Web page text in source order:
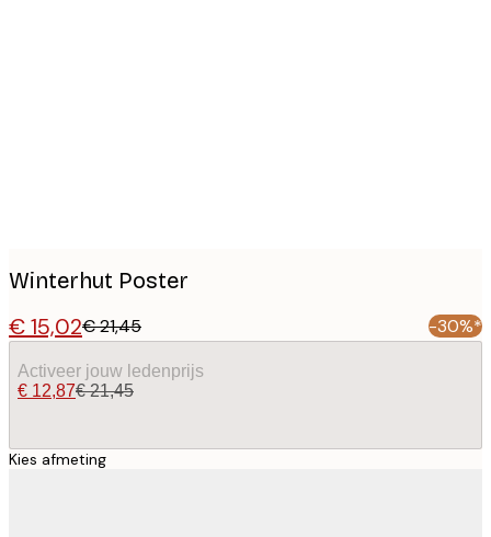
Winterhut Poster
€ 15,02€ 21,45 -30%*
Activeer jouw ledenprijs
€ 12,87€ 21,45
Kies afmeting